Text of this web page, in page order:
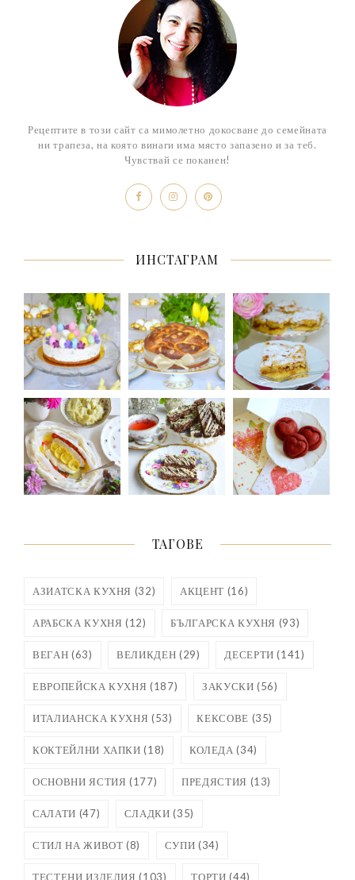
Рецептите в този сайт са мимолетно докосване до семейната
ни трапеза, на която винаги има място запазено и за теб.
Чувствай се поканен!
ИНСТАГРАМ
ТАГОВЕ
АЗИАТСКА КУХНЯ (32) АКЦЕНТ (16)
АРАБСКА КУХНЯ (12) БЪЛГАРСКА КУХНЯ (93)
ВЕГАН (63) ВЕЛИКДЕН (29) ДЕСЕРТИ (141)
ЕВРОПЕЙСКА КУХНЯ (187) ЗАКУСКИ (56)
ИТАЛИАНСКА КУХНЯ (53) КЕКСОВЕ (35)
КОКТЕЙЛНИ ХАПКИ (18) КОЛЕДА (34)
ОСНОВНИ ЯСТИЯ (177) ПРЕДЯСТИЯ (13)
САЛАТИ (47) СЛАДКИ (35)
СТИЛ НА ЖИВОТ (8) СУПИ (34)
ТЕСТЕНИ ИЗДЕЛИЯ (103) ТОРТИ (44)